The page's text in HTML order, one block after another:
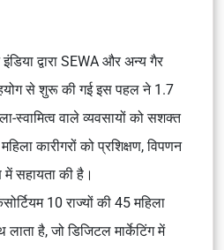
द्वारा SEWA और अन्य गैर
से शुरू की गई इस पहल ने 1.7
स्वामित्व वाले व्यवसायों को सशक्त
कारीगरों को प्रशिक्षण, विपणन
में सहायता की है।
10 राज्यों की 45 महिला
लाता है, जो डिजिटल मार्केटिंग में